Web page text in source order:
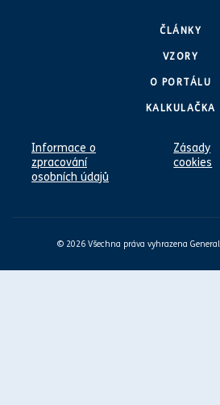
ČLÁNKY
VZORY
O PORTÁLU
KALKULAČKA
Informace o
zpracování
osobních údajů
Zásady
cookies
© 2026 Všechna práva vyhrazena